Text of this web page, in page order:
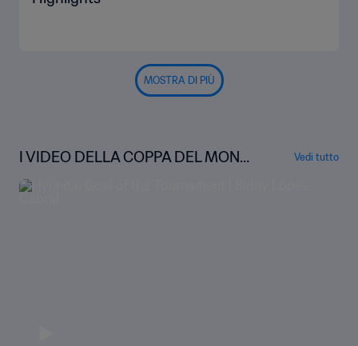
MOSTRA DI PIÙ
I VIDEO DELLA COPPA DEL MOND
O
Vedi tutto